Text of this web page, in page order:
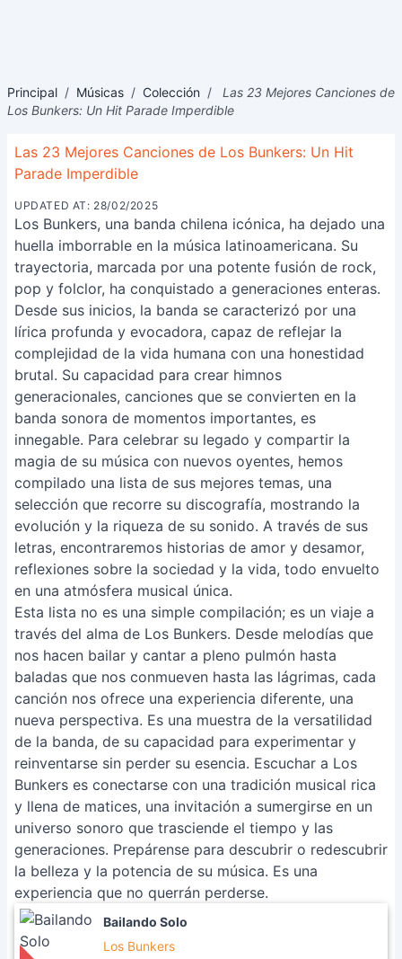
Principal / Músicas / Colección /
Las 23 Mejores Canciones de
Los Bunkers: Un Hit Parade Imperdible
Las 23 Mejores Canciones de Los Bunkers: Un Hit
Parade Imperdible
UPDATED AT: 28/02/2025
Los Bunkers, una banda chilena icónica, ha dejado una
huella imborrable en la música latinoamericana. Su
trayectoria, marcada por una potente fusión de rock,
pop y folclor, ha conquistado a generaciones enteras.
Desde sus inicios, la banda se caracterizó por una
lírica profunda y evocadora, capaz de reflejar la
complejidad de la vida humana con una honestidad
brutal. Su capacidad para crear himnos
generacionales, canciones que se convierten en la
banda sonora de momentos importantes, es
innegable. Para celebrar su legado y compartir la
magia de su música con nuevos oyentes, hemos
compilado una lista de sus mejores temas, una
selección que recorre su discografía, mostrando la
evolución y la riqueza de su sonido. A través de sus
letras, encontraremos historias de amor y desamor,
reflexiones sobre la sociedad y la vida, todo envuelto
en una atmósfera musical única.
Esta lista no es una simple compilación; es un viaje a
través del alma de Los Bunkers. Desde melodías que
nos hacen bailar y cantar a pleno pulmón hasta
baladas que nos conmueven hasta las lágrimas, cada
canción nos ofrece una experiencia diferente, una
nueva perspectiva. Es una muestra de la versatilidad
de la banda, de su capacidad para experimentar y
reinventarse sin perder su esencia. Escuchar a Los
Bunkers es conectarse con una tradición musical rica
y llena de matices, una invitación a sumergirse en un
universo sonoro que trasciende el tiempo y las
generaciones. Prepárense para descubrir o redescubrir
la belleza y la potencia de su música. Es una
experiencia que no querrán perderse.
Bailando Solo
Los Bunkers